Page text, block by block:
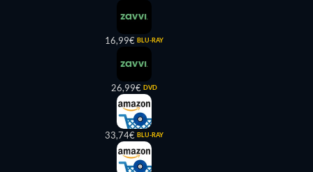
16,99€ BLU-RAY
26,99€ DVD
33,74€ BLU-RAY